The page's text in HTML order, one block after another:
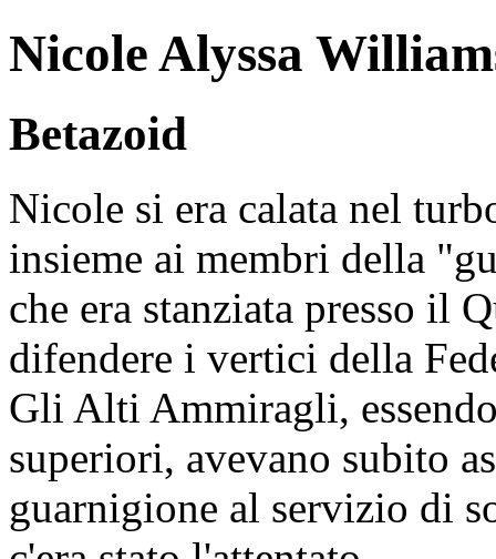
Nicole Alyssa
Betazoid
Nicole si era calata nel
insieme ai membri della
che era stanziata presso il
difendere i vertici della
Gli Alti Ammiragli,
superiori, avevano subito
guarnigione al servizio di